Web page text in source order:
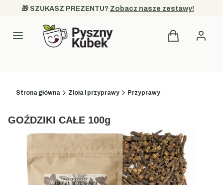
🎁 SZUKASZ PREZENTU? Zobacz nasze zestawy!
Kategorie Produkty w
Strona główna Zioła i przyprawy Przyprawy
GOŹDZIKI CAŁE 100g